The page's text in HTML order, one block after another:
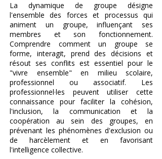
La dynamique de groupe désigne
l'ensemble des forces et processus qui
animent un groupe, influençant ses
membres et son fonctionnement.
Comprendre comment un groupe se
forme, interagit, prend des décisions et
résout ses conflits est essentiel pour le
"vivre ensemble" en milieu scolaire,
professionnel ou associatif. Les
professionnel·les peuvent utiliser cette
connaissance pour faciliter la cohésion,
l'inclusion, la communication et la
coopération au sein des groupes, en
prévenant les phénomènes d'exclusion ou
de harcèlement et en favorisant
l'intelligence collective.